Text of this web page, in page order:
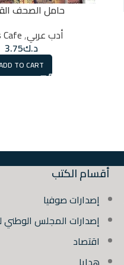
حامل الصحف
أدب عربي,
Cafe
د.ك3.75
TO CART
أقسام الكتب
إصدارات صوفيا
إصدارات المجلس الوطني
اقتصاد